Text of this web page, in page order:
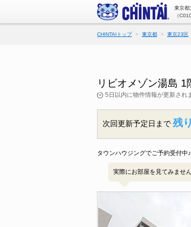
東京都
（
CHINTAIトップ 東京都 東京23区
リビオメゾン湯島
5日以内に物件情報が更新され
次回更新予定日まで 残
タウンハウジングでご予約受付中♪
実際にお部屋を見てみませ